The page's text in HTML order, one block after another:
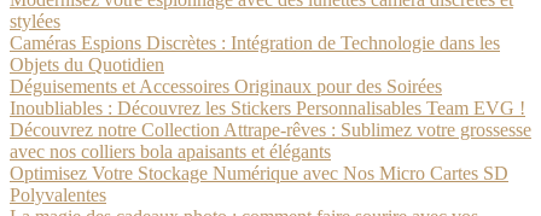
stylées
Caméras Espions Discrètes : Intégration de Technologie dans les
Objets du Quotidien
Déguisements et Accessoires Originaux pour des Soirées
Inoubliables : Découvrez les Stickers Personnalisables Team EVG !
Découvrez notre Collection Attrape-rêves : Sublimez votre grossesse
avec nos colliers bola apaisants et élégants
Optimisez Votre Stockage Numérique avec Nos Micro Cartes SD
Polyvalentes